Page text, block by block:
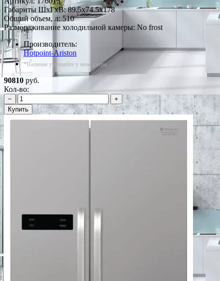
Габариты ШxГxВ: 89.5x74.5x178
Общий объем, л: 510
Размораживание холодильной камеры: No frost
Производитель:
Hotpoint-Ariston
*Наличие уточняйте у менеджера
90810 руб.
Кол-во:
−
+
Купить